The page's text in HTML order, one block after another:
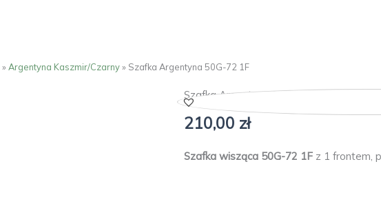
» Argentyna Kaszmir/Czarny» Szafka Argentyna 50G-72 1F
Szafka Argentyna 50G-72 1F
210,00 zł
Szafka wisząca 50G-72 1F z 1 frontem,